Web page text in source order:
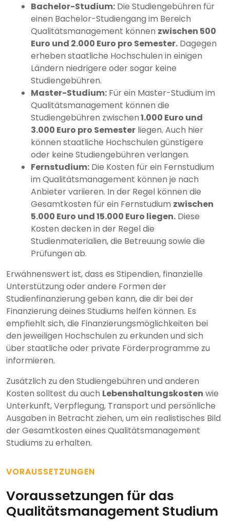
Bachelor-Studium: Die Studiengebühren für
einen Bachelor-Studiengang im Bereich
Qualitätsmanagement können zwischen 500
Euro und 2.000 Euro pro Semester. Dagegen
erheben staatliche Hochschulen in einigen
Ländern niedrigere oder sogar keine
Studiengebühren.
Master-Studium: Für ein Master-Studium im
Qualitätsmanagement können die
Studiengebühren zwischen1.000 Euro und
3.000 Euro pro Semester liegen. Auch hier
können staatliche Hochschulen günstigere
oder keine Studiengebühren verlangen.
Fernstudium: Die Kosten für ein Fernstudium
im Qualitätsmanagement können je nach
Anbieter variieren. In der Regel können die
Gesamtkosten für ein Fernstudium zwischen
5.000 Euro und 15.000 Euro liegen. Diese
Kosten decken in der Regel die
Studienmaterialien, die Betreuung sowie die
Prüfungen ab.
Erwähnenswert ist, dass es Stipendien, finanzielle
Unterstützung oder andere Formen der
Studienfinanzierung geben kann, die dir bei der
Finanzierung deines Studiums helfen können. Es
empfiehlt sich, die Finanzierungsmöglichkeiten bei
den jeweiligen Hochschulen zu erkunden und sich
über staatliche oder private Förderprogramme zu
informieren.
Zusätzlich zu den Studiengebühren und anderen
Kosten solltest du auch Lebenshaltungskosten wie
Unterkunft, Verpflegung, Transport und persönliche
Ausgaben in Betracht ziehen, um ein realistisches Bild
der Gesamtkosten eines Qualitätsmanagement
Studiums zu erhalten.
VORAUSSETZUNGEN
Voraussetzungen für das
Qualitätsmanagement Studium